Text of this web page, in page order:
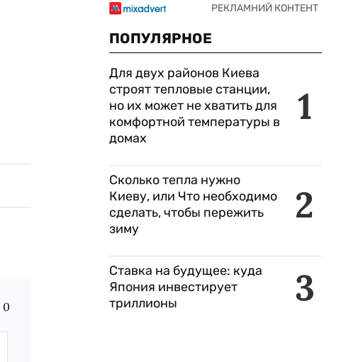
0
ПОПУЛЯРНОЕ
1
Для двух районов Киева
строят тепловые станции,
но их может не хватить для
комфортной температуры в
домах
2
Сколько тепла нужно
Киеву, или Что необходимо
сделать, чтобы пережить
зиму
3
Ставка на будущее: куда
Япония инвестирует
триллионы